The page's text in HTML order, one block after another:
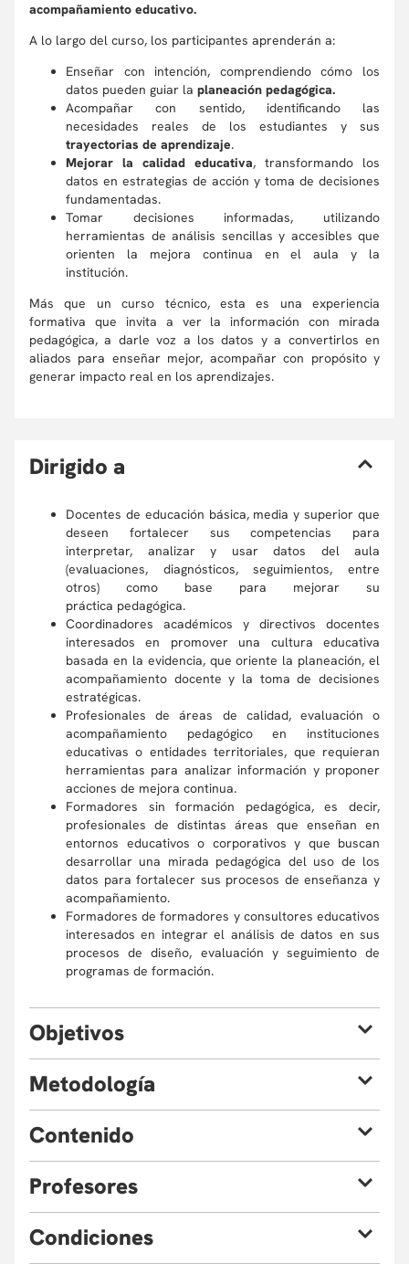
acompañamiento educativo.
A lo largo del curso, los participantes aprenderán a:
Enseñar con intención, comprendiendo cómo los
datos pueden guiar la planeación pedagógica.
Acompañar con sentido, identificando las
necesidades reales de los estudiantes y sus
trayectorias de aprendizaje.
Mejorar la calidad educativa, transformando los
datos en estrategias de acción y toma de decisiones
fundamentadas.
Tomar decisiones informadas, utilizando
herramientas de análisis sencillas y accesibles que
orienten la mejora continua en el aula y la
institución.
Más que un curso técnico, esta es una experiencia
formativa que invita a ver la información con mirada
pedagógica, a darle voz a los datos y a convertirlos en
aliados para enseñar mejor, acompañar con propósito y
generar impacto real en los aprendizajes.
Dirigido a
Docentes de educación básica, media y superior que
deseen fortalecer sus competencias para
interpretar, analizar y usar datos del aula
(evaluaciones, diagnósticos, seguimientos, entre
otros) como base para mejorar su
práctica pedagógica.
Coordinadores académicos y directivos docentes
interesados en promover una cultura educativa
basada en la evidencia, que oriente la planeación, el
acompañamiento docente y la toma de decisiones
estratégicas.
Profesionales de áreas de calidad, evaluación o
acompañamiento pedagógico en instituciones
educativas o entidades territoriales, que requieran
herramientas para analizar información y proponer
acciones de mejora continua.
Formadores sin formación pedagógica, es decir,
profesionales de distintas áreas que enseñan en
entornos educativos o corporativos y que buscan
desarrollar una mirada pedagógica del uso de los
datos para fortalecer sus procesos de enseñanza y
acompañamiento.
Formadores de formadores y consultores educativos
interesados en integrar el análisis de datos en sus
procesos de diseño, evaluación y seguimiento de
programas de formación.
Objetivos
Diseñar experiencias de enseñanza intencionadas,
pedagógicas efectivas.
trayectorias de los estudiantes.
Recolectar y analizar datos relevantes del contexto
educativo o formativo, con el fin de identificar
patrones, necesidades y oportunidades de mejora.
Metodología
sincrónica, que combina sesiones en tiempo real con
Durante las clases, se realizarán explicaciones magistrales
orientadas a presentar los conceptos fundamentales,
marcos teóricos y herramientas clave, complementadas
con talleres prácticos que permitirán trasladar dichos
Contenido
Módulo 1: Enseñar con intención
Planificación con propósito.
Profesores
Condiciones